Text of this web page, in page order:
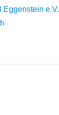
Eggenstein e.V.